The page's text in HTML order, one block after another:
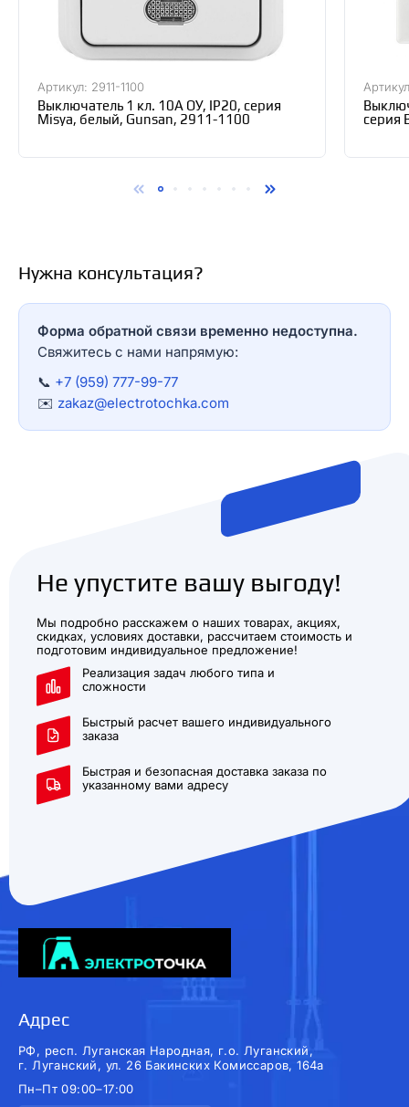
Артикул: 2911-1100
Выключатель 1 кл. 10А ОУ, IP20, серия
Misya, белый, Gunsan, 2911-1100
серия
Нужна консультация?
Форма обратной связи временно недоступна.
Свяжитесь с нами напрямую:
📞 +7 (959) 777-99-77
✉️ zakaz@electrotochka.com
Не упустите вашу выгоду!
Мы подробно расскажем о наших товарах, акциях,
скидках, условиях доставки, рассчитаем стоимость и
подготовим индивидуальное предложение!
Реализация задач любого типа и
сложности
Быстрый расчет вашего индивидуального
заказа
Быстрая и безопасная доставка заказа по
указанному вами адресу
Адрес
РФ, респ. Луганская Народная, г.о. Луганский,
г. Луганский, ул. 26 Бакинских Комиссаров, 164а
Пн–Пт 09:00–17:00